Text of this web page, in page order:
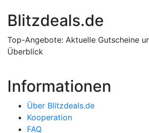
Blitzdeals.de
Top-Angebote: Aktuelle Gutscheine
Überblick
Informationen
Über Blitzdeals.de
Kooperation
FAQ